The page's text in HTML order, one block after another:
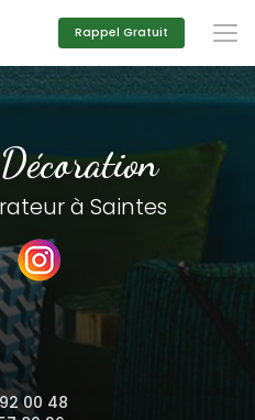
Rappel Gratuit
à Saintes
00 48